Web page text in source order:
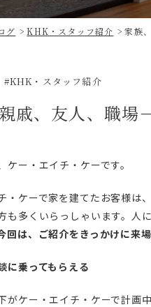
グ KHK・スタッフ紹介 家族
KHK・スタッフ紹介
戚、友人、職場
ケー・エイチ・ケーです。
・ケーで家を建てたお客様は
も多くいらっしゃいます。人
回は、ご紹介をきっかけに来
に乗ってもらえる
がケー・エイチ・ケーで計